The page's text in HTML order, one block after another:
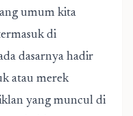
umum kita
di
dasarnya hadir
atau merek
yang muncul di